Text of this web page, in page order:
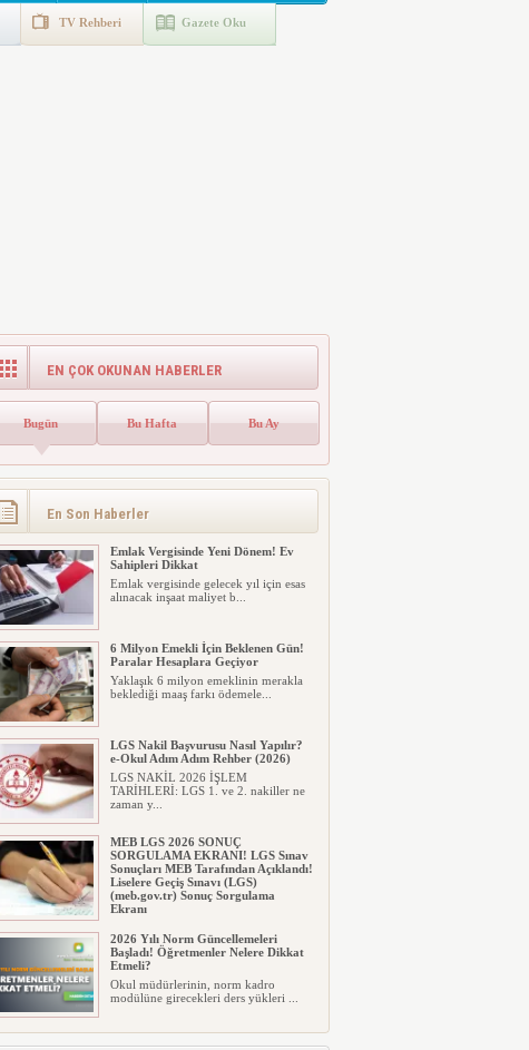
TV Rehberi Gazete Oku
EN ÇOK OKUNAN HABERLER
Bugün Bu Hafta Bu Ay
En Son Haberler
Emlak Vergisinde Yeni Dönem! Ev
Sahipleri Dikkat
Emlak vergisinde gelecek yıl için esas
alınacak inşaat maliyet b...
6 Milyon Emekli İçin Beklenen Gün!
Paralar Hesaplara Geçiyor
Yaklaşık 6 milyon emeklinin merakla
beklediği maaş farkı ödemele...
LGS Nakil Başvurusu Nasıl Yapılır?
e-Okul Adım Adım Rehber (2026)
LGS NAKİL 2026 İŞLEM
TARİHLERİ: LGS 1. ve 2. nakiller ne
zaman y...
MEB LGS 2026 SONUÇ
SORGULAMA EKRANI! LGS Sınav
Sonuçları MEB Tarafından Açıklandı!
Liselere Geçiş Sınavı (LGS)
(meb.gov.tr) Sonuç Sorgulama
Ekranı
Milyonlarca öğrenci için ...
2026 Yılı Norm Güncellemeleri
Başladı! Öğretmenler Nelere Dikkat
Etmeli?
Okul müdürlerinin, norm kadro
modülüne girecekleri ders yükleri ...
Polis Akademisi İç Güvenlik